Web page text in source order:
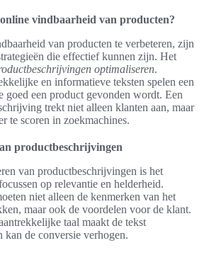
vindbaarheid van producten?
van producten te verbeteren, zijn
die effectief kunnen zijn. Het
optimaliseren.
en informatieve teksten spelen een
goed een product gevonden wordt. Een
trekt niet alleen klanten aan, maar
te scoren in zoekmachines.
productbeschrijvingen
van productbeschrijvingen is het
op relevantie en helderheid.
niet alleen de kenmerken van het
maar ook de voordelen voor de klant.
taal maakt de tekst
kan de conversie verhogen.